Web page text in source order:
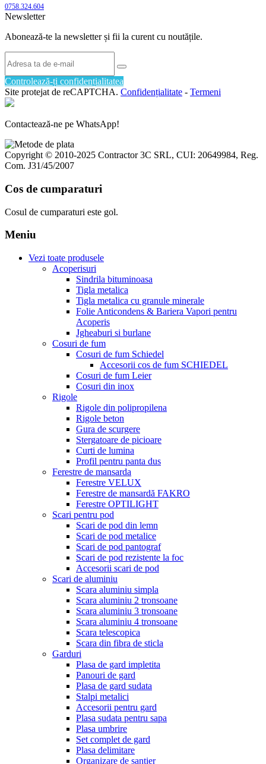
0758.324.604
Newsletter
Abonează-te la newsletter și fii la curent cu noutățile.
Controlează-ți confidențialitatea
Site protejat de reCAPTCHA. Confidențialitate - Termeni
Contactează-ne pe WhatsApp!
Copyright © 2010-2025 Contractor 3C SRL, CUI: 20649984, Reg.
Com. J31/45/2007
Cos de cumparaturi
Cosul de cumparaturi este gol.
Meniu
Vezi toate produsele
Acoperisuri
Sindrila bituminoasa
Tigla metalica
Tigla metalica cu granule minerale
Folie Anticondens & Bariera Vapori pentru
Acoperis
Jgheaburi si burlane
Cosuri de fum
Cosuri de fum Schiedel
Accesorii cos de fum SCHIEDEL
Cosuri de fum Leier
Cosuri din inox
Rigole
Rigole din polipropilena
Rigole beton
Gura de scurgere
Stergatoare de picioare
Curti de lumina
Profil pentru panta dus
Ferestre de mansarda
Ferestre VELUX
Ferestre de mansardă FAKRO
Ferestre OPTILIGHT
Scari pentru pod
Scari de pod din lemn
Scari de pod metalice
Scari de pod pantograf
Scari de pod rezistente la foc
Accesorii scari de pod
Scari de aluminiu
Scara aluminiu simpla
Scara aluminiu 2 tronsoane
Scara aluminiu 3 tronsoane
Scara aluminiu 4 tronsoane
Scara telescopica
Scara din fibra de sticla
Garduri
Plasa de gard impletita
Panouri de gard
Plasa de gard sudata
Stalpi metalici
Accesorii pentru gard
Plasa sudata pentru sapa
Plasa umbrire
Set complet de gard
Plasa delimitare
Organizare de santier